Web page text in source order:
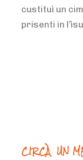
custituì un
prisenti in
CIRCÀ UN